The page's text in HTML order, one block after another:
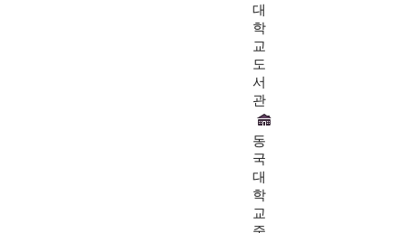
대
학
교
도
서
관
동
국
대
학
교